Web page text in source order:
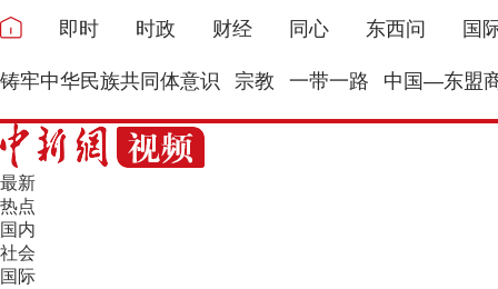
即时 时政 财经 同心 东西问 国
铸牢中华民族共同体意识 宗教 一带一路 中国—东盟
最新
热点
国内
社会
国际